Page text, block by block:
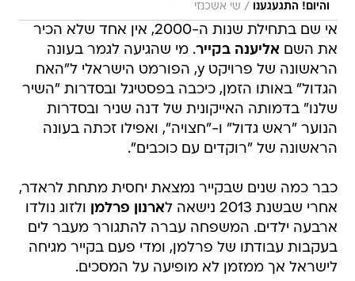
והיום! התגעגענו / שי אשכנזי
אי שם בתחילת שנות ה-2000, אין אחד שלא הכיר
את השם אליענה בקייר. מי שהגיעה לגמר בעונה
הראשונה של פרויקט y, הפורמט הישראלי ל"האח
הגדול" באותו הזמן, כיכבה בפסטיגל ובסדרות "השיר
שלנו" בדמותה האייקונית של דנה שניר ובסדרות
הנוער "ראש גדול" ו-"חצויה", ואפילו זכתה בעונה
הראשונה של "רוקדים עם כוכבים".
כבר כמה שנים שבקייר נמצאת יחסית מתחת לראדר,
אחרי שבשנת 2013 נישאה ל
ארנון פרלמן ולזוג נולדו
ארבעה ילדים. המשפחה עברה להתגורר מעבר לים
בעקבות עבודתו של פרלמן, ומדי פעם בקייר מגיחה
לישראל אך ממזמן לא מופיעה על המסכים.